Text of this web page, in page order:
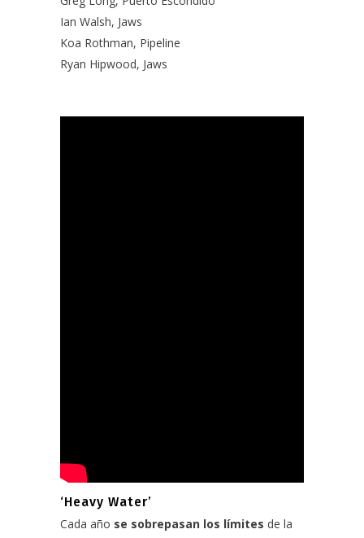
Ian Walsh, Jaws
Koa Rothman, Pipeline
Ryan Hipwood, Jaws
‘Heavy Water’
Cada año se sobrepasan los límites de la